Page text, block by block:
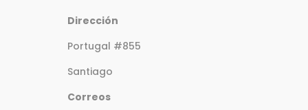
Dirección
Portugal #855
Santiago
Correos